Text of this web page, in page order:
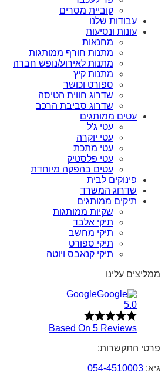
קוביית מסרים
עבודות שלנו
עונות ונסיעות
מחנאות
מתנות חורף ממותגות
מתנות לאירוע/נופש חברה
מתנות קיץ
ספורט וכושר
שדרוג חווית הטיסה
שדרוג סביבת הרכב
עטים ממותגים
עטי ג'ל
עטי יוקרה
עטי מתכת
עטי פלסטיק
עטים בהפקה מיוחדת
פינוקים לבית
שדרוג המשרד
תיקים ממותגים
שקיות ממותגות
תיקי אלבד
תיקי מחשב
תיקי ספורט
תיקי קנאבס ויוטה
ממליצים עלינו
Google
5.0
Based On 5 Reviews
פרטי התקשרות:
גיא: 054-4510003